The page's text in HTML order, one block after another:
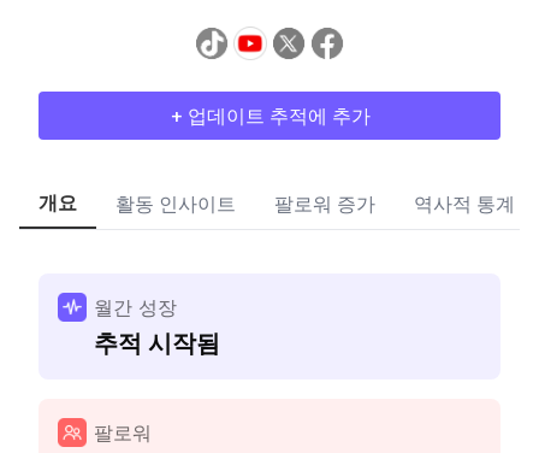
+ 업데이트 추적에 추가
개요 활동 인사이트 팔로워 증가 역사적 통계
월간 성장
추적 시작됨
팔로워